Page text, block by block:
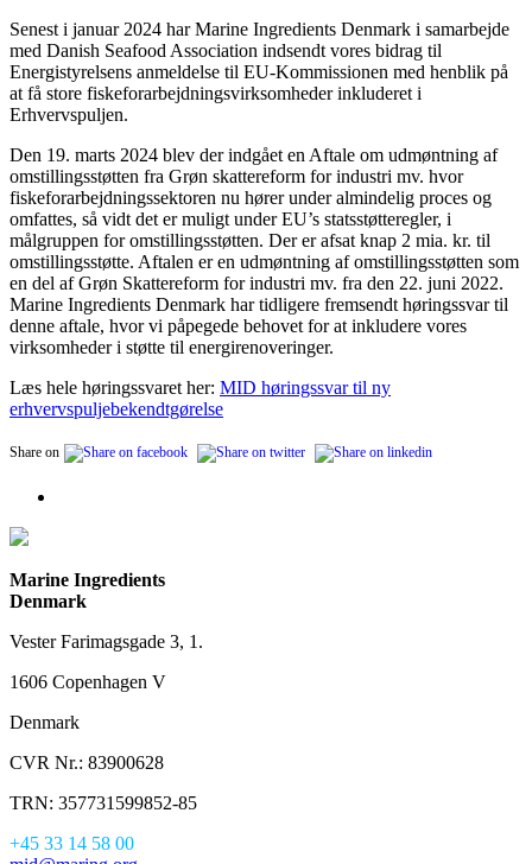
Senest i januar 2024 har Marine Ingredients Denmark i samarbejde
med Danish Seafood Association indsendt vores bidrag til
Energistyrelsens anmeldelse til EU-Kommissionen med henblik på
at få store fiskeforarbejdningsvirksomheder inkluderet i
Erhvervspuljen.
Den 19. marts 2024 blev der indgået en Aftale om udmøntning af
omstillingsstøtten fra Grøn skattereform for industri mv. hvor
fiskeforarbejdningssektoren nu hører under almindelig proces og
omfattes, så vidt det er muligt under EU’s statsstøtteregler, i
målgruppen for omstillingsstøtten. Der er afsat knap 2 mia. kr. til
omstillingsstøtte. Aftalen er en udmøntning af omstillingsstøtten som
en del af Grøn Skattereform for industri mv. fra den 22. juni 2022.
Marine Ingredients Denmark har tidligere fremsendt høringssvar til
denne aftale, hvor vi påpegede behovet for at inkludere vores
virksomheder i støtte til energirenoveringer.
Læs hele høringssvaret her: MID høringssvar til ny
erhvervspuljebekendtgørelse
Share on
Marine Ingredients
Denmark
Vester Farimagsgade 3, 1.
1606 Copenhagen V
Denmark
CVR Nr.: 83900628
TRN: 357731599852-85
+45 33 14 58 00